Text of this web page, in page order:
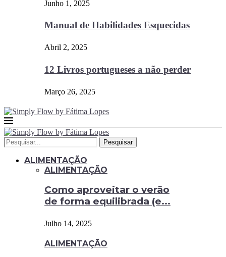
Junho 1, 2025
Manual de Habilidades Esquecidas
Abril 2, 2025
12 Livros portugueses a não perder
Março 26, 2025
Pesquisar
ALIMENTAÇÃO
ALIMENTAÇÃO
Como aproveitar o verão
de forma equilibrada (e...
Julho 14, 2025
ALIMENTAÇÃO